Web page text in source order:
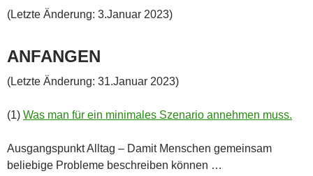
(Letzte Änderung: 3.Januar 2023)
ANFANGEN
(Letzte Änderung: 31.Januar 2023)
(1) Was man für ein minimales Szenario annehmen muss.
Ausgangspunkt Alltag – Damit Menschen gemeinsam
beliebige Probleme beschreiben können …